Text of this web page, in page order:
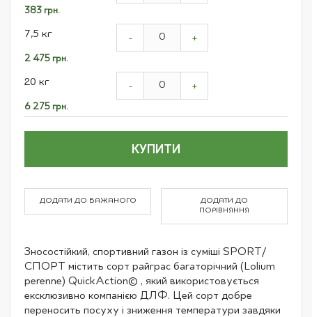
383 грн.
7,5 кг
2 475 грн.
- +
20 кг
6 275 грн.
- +
КУПИТИ
ДОДАТИ ДО БАЖАНОГО
ДОДАТИ ДО
ПОРІВНЯННЯ
Зносостійкий, спортивний газон із суміші SPORT/
СПОРТ містить сорт райграс багаторічний (Lolium
perenne) QuickAction© , який використовується
ексклюзивно компанією ДЛФ. Цей сорт добре
переносить посуху і зниження температури завдяки